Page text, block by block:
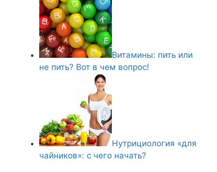
Витамины: пить или
не пить? Вот в чем вопрос!
Нутрициология «для
чайников»: с чего начать?